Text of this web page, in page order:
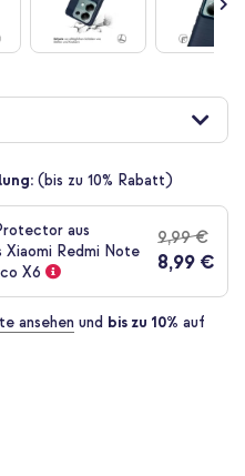
(bis zu 10% Rabatt)
aus
Redmi Note
X6
9,99 €
8,99 €
ansehen und bis zu 10% auf